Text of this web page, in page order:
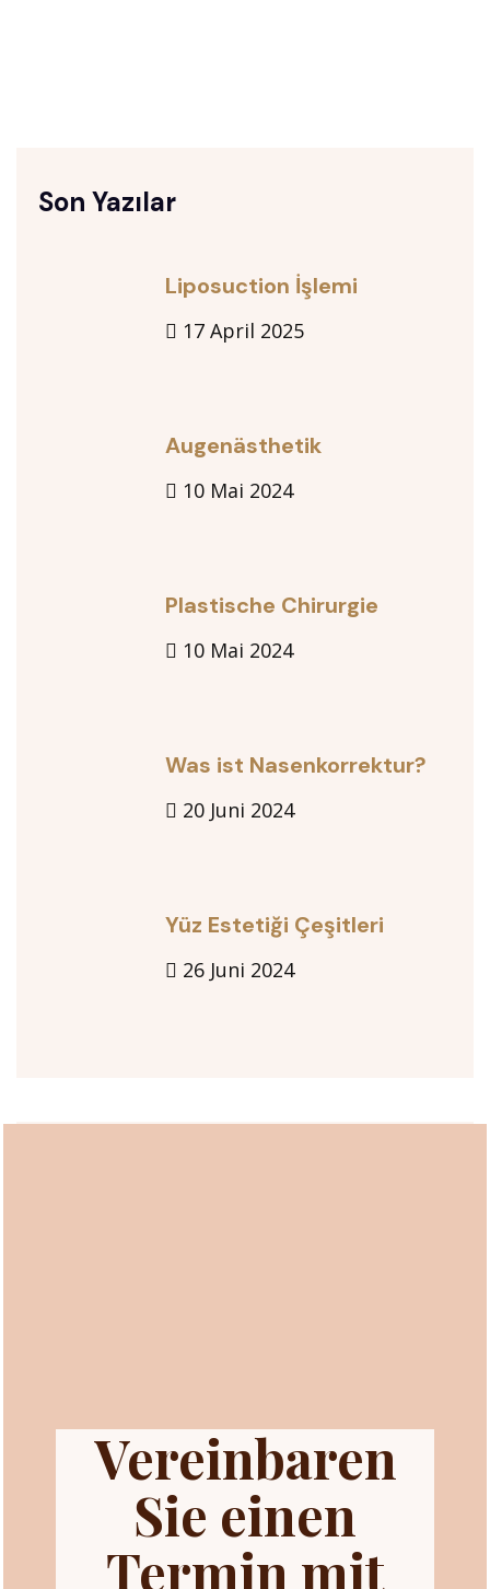
Son Yazılar
Liposuction İşlemi
17 April 2025
Augenästhetik
10 Mai 2024
Plastische Chirurgie
10 Mai 2024
Was ist Nasenkorrektur?
20 Juni 2024
Yüz Estetiği Çeşitleri
26 Juni 2024
Vereinbaren
Sie einen
Termin mit